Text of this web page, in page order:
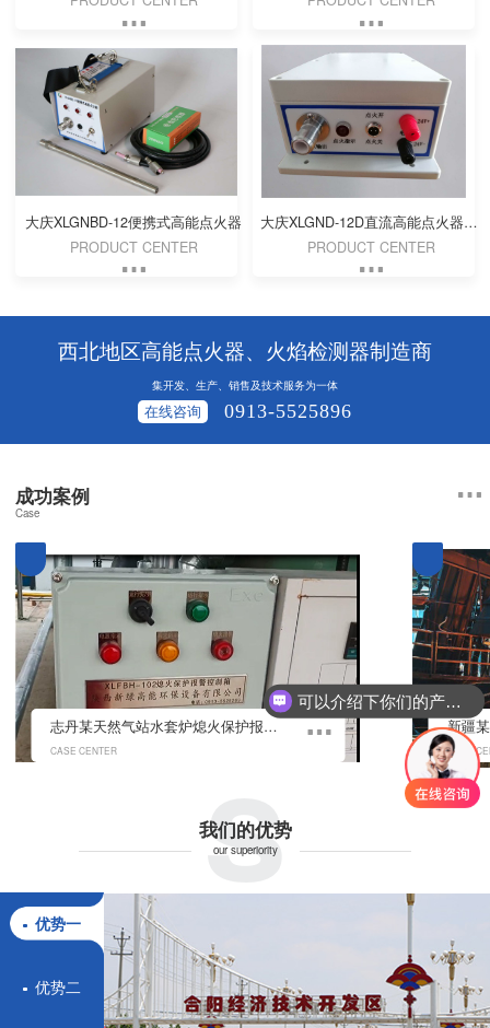
大庆XLGNBD-12便携式高能点火器
PRODUCT CENTER
大庆XLGND-12D直流高能点火器（DC 24V）
PRODUCT CENTER
西北地区高能点火器、火焰检测器制造商
集开发、生产、销售及技术服务为一体
在线咨询 0913-5525896
成功案例
Case
志丹某天然气站水套炉熄火保护报警控制系统
CASE CENTER CASE
s
我们的优势
our superiority
优势一
优势二
可以介绍下你们的产品么？